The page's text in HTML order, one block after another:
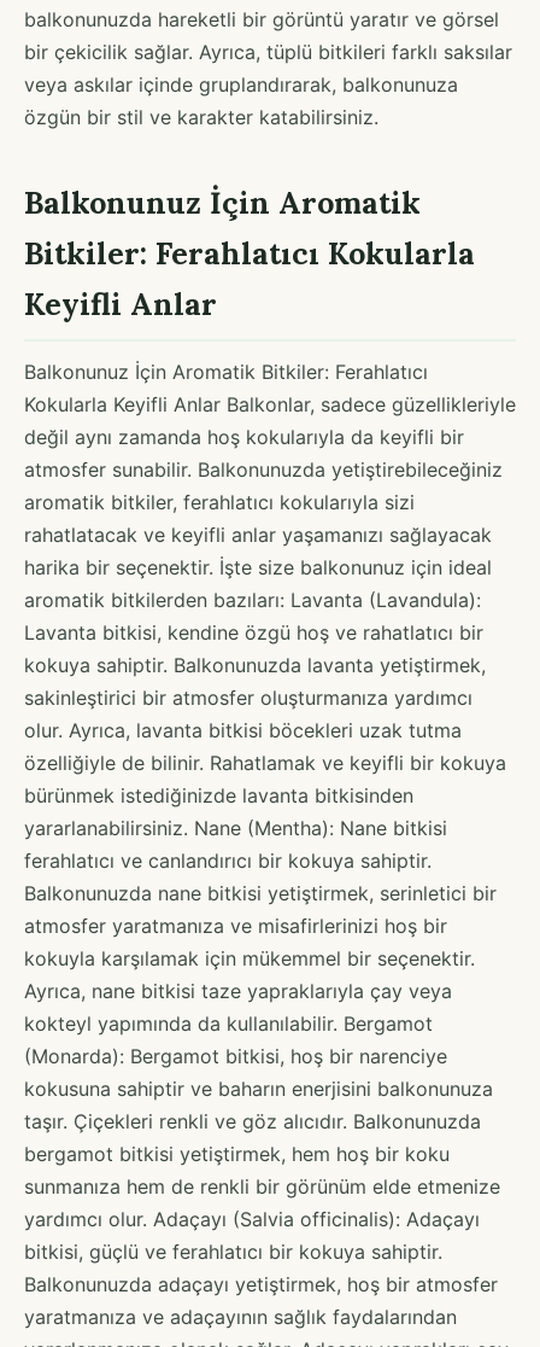
balkonunuzda hareketli bir görüntü yaratır ve görsel
bir çekicilik sağlar. Ayrıca, tüplü bitkileri farklı saksılar
veya askılar içinde gruplandırarak, balkonunuza
özgün bir stil ve karakter katabilirsiniz.
Balkonunuz İçin Aromatik
Bitkiler: Ferahlatıcı Kokularla
Keyifli Anlar
Balkonunuz İçin Aromatik Bitkiler: Ferahlatıcı
Kokularla Keyifli Anlar Balkonlar, sadece güzellikleriyle
değil aynı zamanda hoş kokularıyla da keyifli bir
atmosfer sunabilir. Balkonunuzda yetiştirebileceğiniz
aromatik bitkiler, ferahlatıcı kokularıyla sizi
rahatlatacak ve keyifli anlar yaşamanızı sağlayacak
harika bir seçenektir. İşte size balkonunuz için ideal
aromatik bitkilerden bazıları: Lavanta (Lavandula):
Lavanta bitkisi, kendine özgü hoş ve rahatlatıcı bir
kokuya sahiptir. Balkonunuzda lavanta yetiştirmek,
sakinleştirici bir atmosfer oluşturmanıza yardımcı
olur. Ayrıca, lavanta bitkisi böcekleri uzak tutma
özelliğiyle de bilinir. Rahatlamak ve keyifli bir kokuya
bürünmek istediğinizde lavanta bitkisinden
yararlanabilirsiniz. Nane (Mentha): Nane bitkisi
ferahlatıcı ve canlandırıcı bir kokuya sahiptir.
Balkonunuzda nane bitkisi yetiştirmek, serinletici bir
atmosfer yaratmanıza ve misafirlerinizi hoş bir
kokuyla karşılamak için mükemmel bir seçenektir.
Ayrıca, nane bitkisi taze yapraklarıyla çay veya
kokteyl yapımında da kullanılabilir. Bergamot
(Monarda): Bergamot bitkisi, hoş bir narenciye
kokusuna sahiptir ve baharın enerjisini balkonunuza
taşır. Çiçekleri renkli ve göz alıcıdır. Balkonunuzda
bergamot bitkisi yetiştirmek, hem hoş bir koku
sunmanıza hem de renkli bir görünüm elde etmenize
yardımcı olur. Adaçayı (Salvia officinalis): Adaçayı
bitkisi, güçlü ve ferahlatıcı bir kokuya sahiptir.
Balkonunuzda adaçayı yetiştirmek, hoş bir atmosfer
yaratmanıza ve adaçayının sağlık faydalarından